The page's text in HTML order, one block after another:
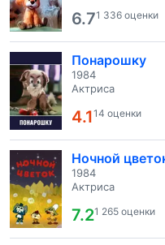
6.71 336 оценки
Понарошку
1984
Актриса
4.114 оценки
Ночной
1984
Актриса
7.21 265 оценки